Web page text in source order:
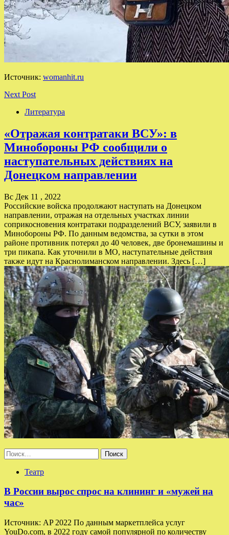
Источник: womanhit.ru
Next Post
Литература
«Отражая контратаки ВСУ»: в
Минобороны РФ сообщили о
наступательных действиях на
Донецком направлении
Вс Дек 11 , 2022
Российские войска продолжают наступать на Донецком
направлении, отражая на отдельных участках линии
соприкосновения контратаки подразделений ВСУ, заявили в
Минобороны РФ. По данным ведомства, за сутки в этом
районе противник потерял до 40 человек, две бронемашины и
три пикапа. Как уточнили в МО, наступательные действия
также идут на Краснолиманском направлении. Здесь […]
Найти:
Театр
В России вырос спрос на клининг и «мужей на
час»
Источник: AP 2022 По данным маркетплейса услуг
YouDo.com, в 2022 году самой популярной по количеству